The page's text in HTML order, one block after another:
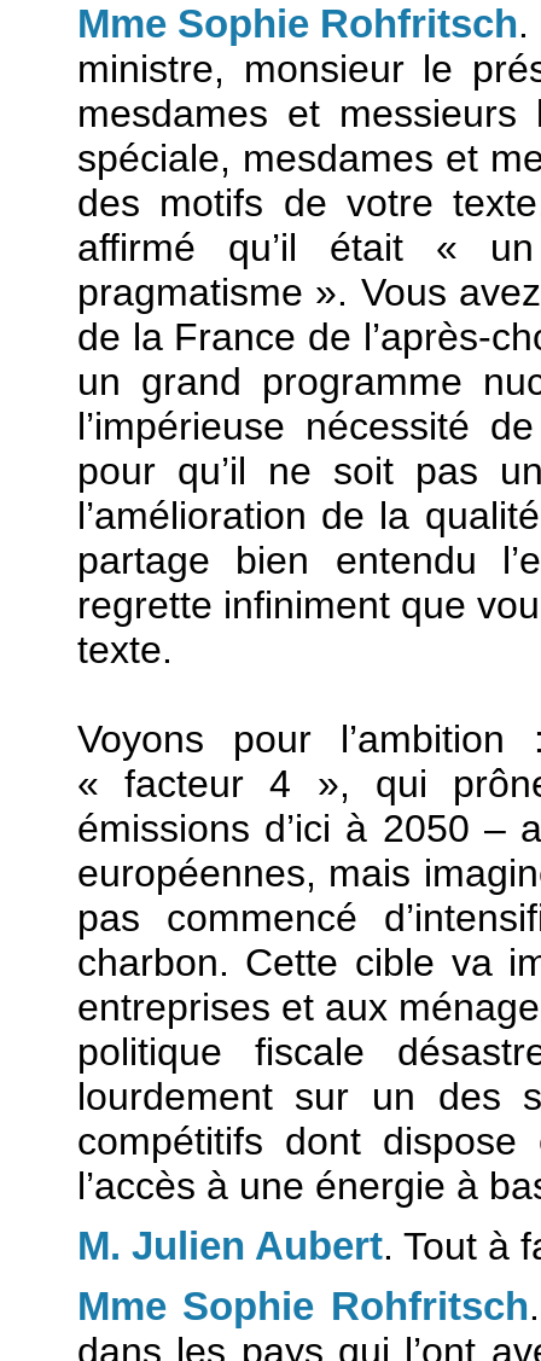
Mme Sophie Rohfritsch.
ministre, monsieur le
mesdames et
spéciale, mesdames et
des motifs de votre
affirmé qu’il était «
pragmatisme ». Vous
de la France de l’après-
un grand programme
l’impérieuse nécessité
pour qu’il ne soit pas
l’amélioration de la
partage bien entendu
regrette infiniment que
texte.
Voyons pour
« facteur 4 », qui
émissions d’ici à 2050 –
européennes, mais
pas commencé
charbon. Cette cible va
entreprises et aux
politique fiscale
lourdement sur un des
compétitifs dont
l’accès à une énergie à
M. Julien Aubert. Tout à
Mme Sophie Rohfritsch
dans les pays qui l’ont